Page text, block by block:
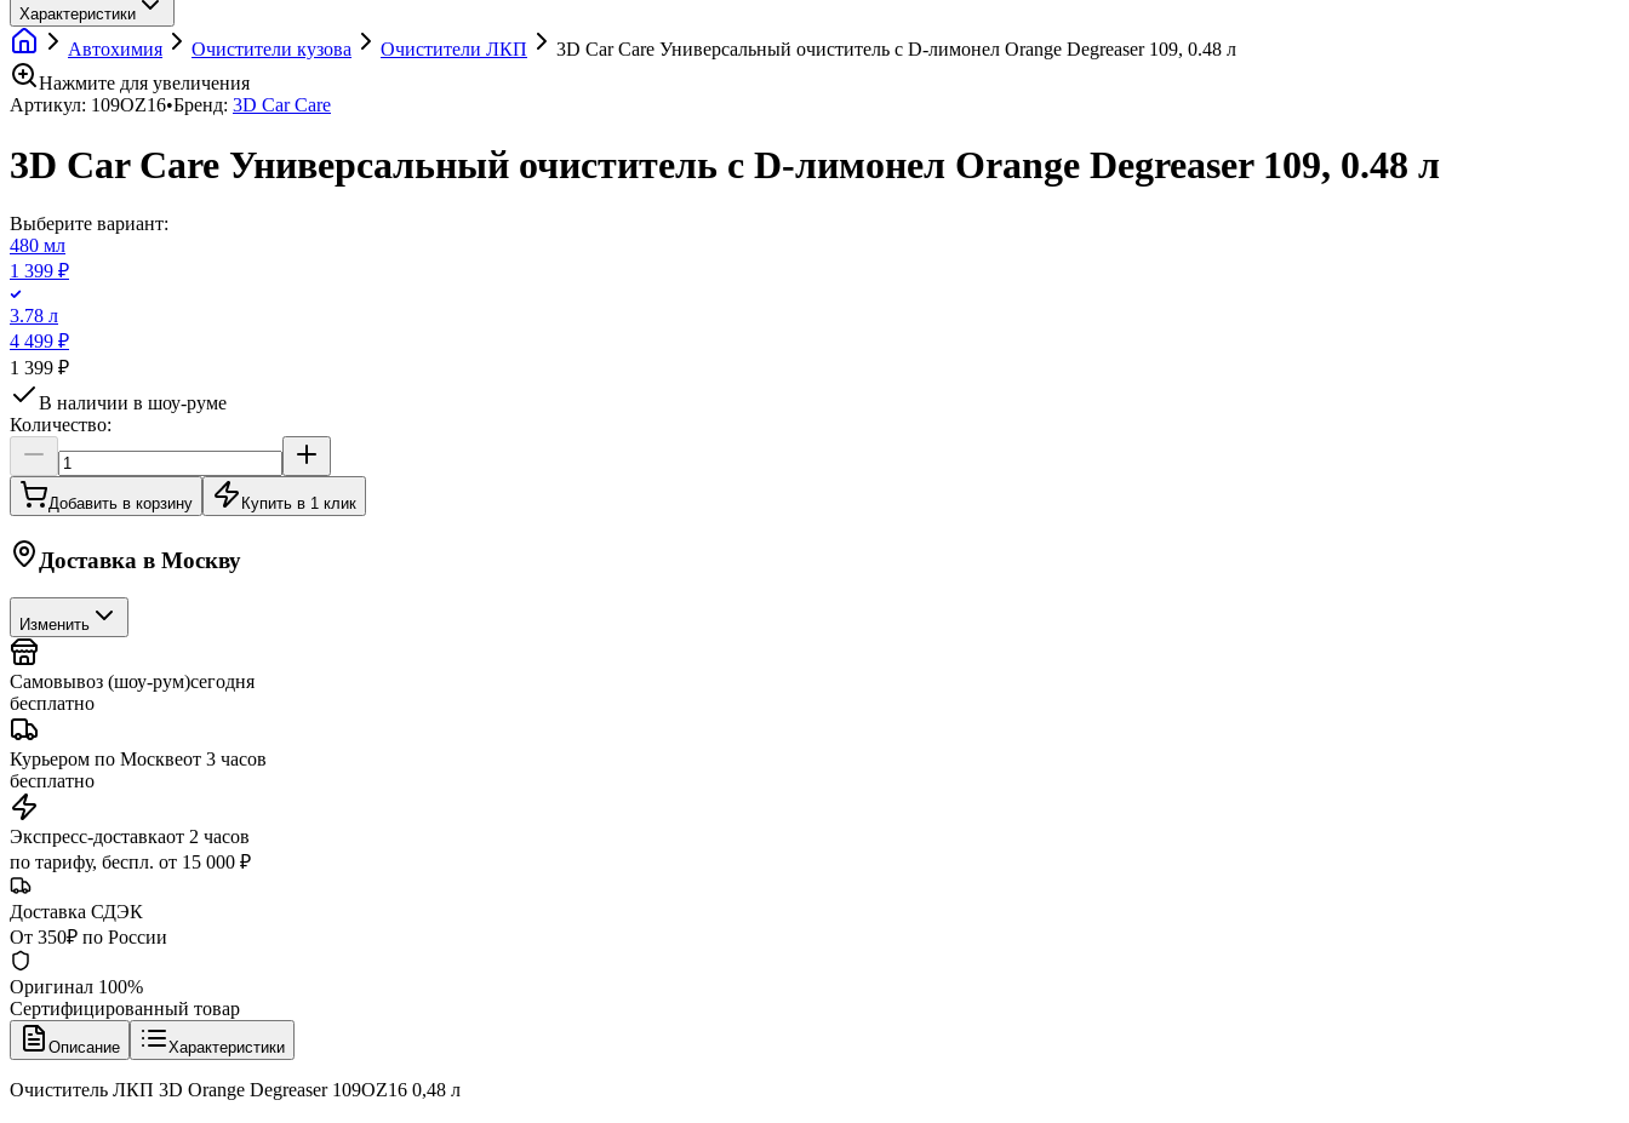
Характеристики
Автохимия Очистители кузова Очистители ЛКП
3D Car Care Универсальный очиститель с D-лимонел Orange Degreaser 109, 0.48 л
Нажмите для увеличения
Артикул: 109OZ16•Бренд: 3D Car Care
3D Car Care Универсальный очиститель с D-лимонел Orange Degreaser 109, 0.48 л
Выберите вариант:
480 мл
1 399 ₽
3.78 л
4 499 ₽
1 399 ₽
В наличии в шоу-руме
Количество:
Добавить в корзину Купить в 1 клик
Доставка в Москву
Изменить
Самовывоз (шоу-рум)сегодня
бесплатно
Курьером по Москвеот 3 часов
бесплатно
Экспресс-доставкаот 2 часов
по тарифу, беспл. от 15 000 ₽
Доставка СДЭК
От 350₽ по России
Оригинал 100%
Сертифицированный товар
Описание Характеристики
Очиститель ЛКП 3D Orange Degreaser 109OZ16 0,48 л